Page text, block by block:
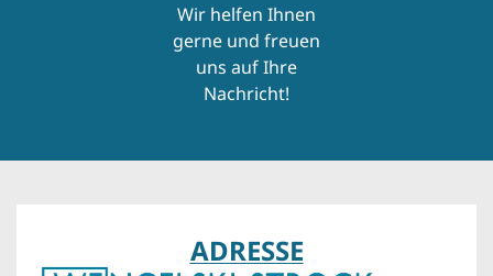
Wir helfen Ihnen
gerne und freuen
uns auf Ihre
Nachricht!
ADRESSE